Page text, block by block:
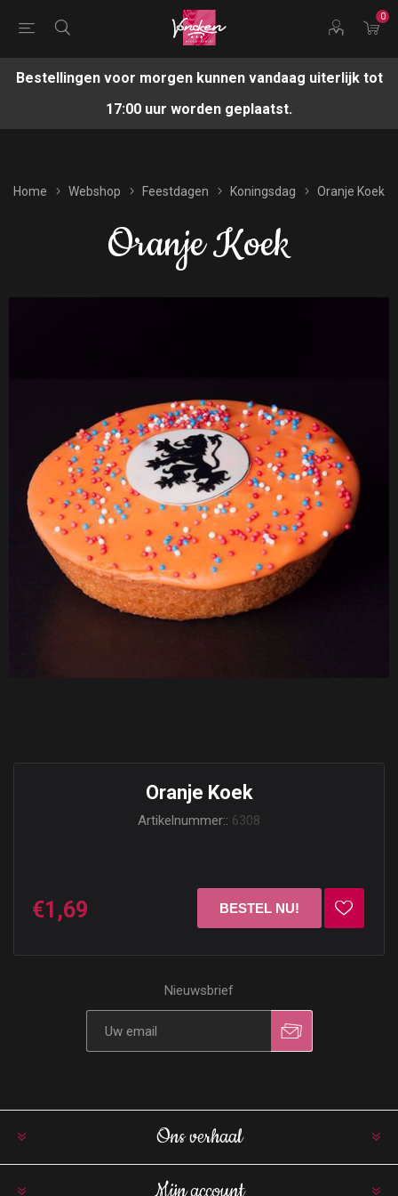
0
Bestellingen voor morgen kunnen vandaag uiterlijk tot
17:00 uur worden geplaatst.
Home Webshop Feestdagen Koningsdag Oranje Koek
Oranje Koek
Oranje Koek
Artikelnummer:: 6308
€1,69
Nieuwsbrief
Ons verhaal